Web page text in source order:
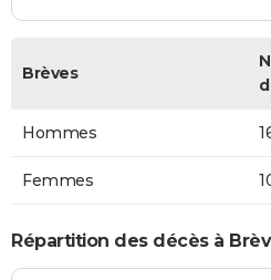
Brèves
Hommes
Femmes
Répartition des décès à